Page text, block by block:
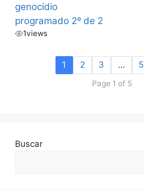
genocidio
programado 2º de 2
1views
1 2 3 … 5
Page 1 of 5
Buscar